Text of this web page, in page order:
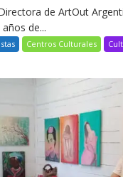
de ArtOut
de...
Centros Culturales